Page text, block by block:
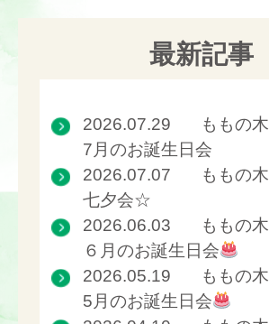
最新記事
2026.07.29
ももの木
7月のお誕生日会
2026.07.07
ももの木
七夕会☆
2026.06.03
ももの木
６月のお誕生日会
2026.05.19
ももの木
5月のお誕生日会